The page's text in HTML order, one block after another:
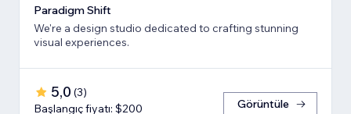
Paradigm Shift
We're a design studio dedicated to crafting stunning
visual experiences.
5,0 (3)
Başlangıç fiyatı: $200
Görüntüle